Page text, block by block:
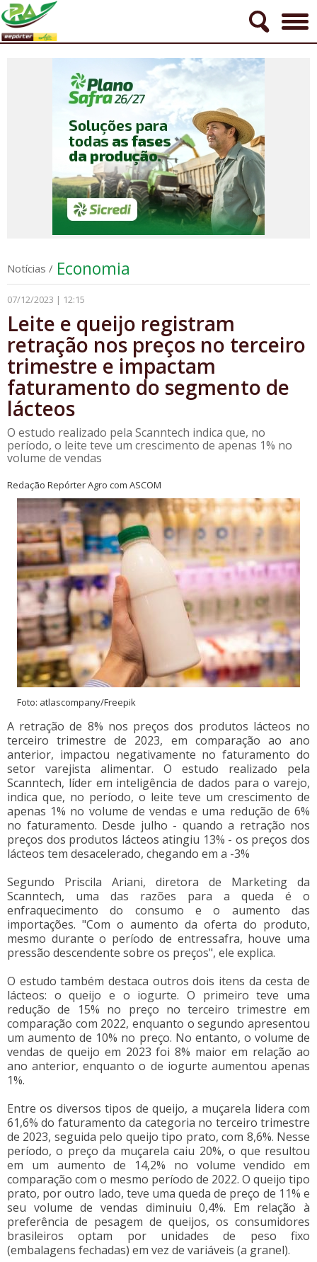
Notícias / Economia
07/12/2023 | 12:15
Leite e queijo registram
retração nos preços no terceiro
trimestre e impactam
faturamento do segmento de
lácteos
O estudo realizado pela Scanntech indica que, no
período, o leite teve um crescimento de apenas 1% no
volume de vendas
Redação Repórter Agro com ASCOM
Foto: atlascompany/Freepik
A retração de 8% nos preços dos produtos lácteos no
terceiro trimestre de 2023, em comparação ao ano
anterior, impactou negativamente no faturamento do
setor varejista alimentar. O estudo realizado pela
Scanntech, líder em inteligência de dados para o varejo,
indica que, no período, o leite teve um crescimento de
apenas 1% no volume de vendas e uma redução de 6%
no faturamento. Desde julho - quando a retração nos
preços dos produtos lácteos atingiu 13% - os preços dos
lácteos tem desacelerado, chegando em a -3%
Segundo Priscila Ariani, diretora de Marketing da
Scanntech, uma das razões para a queda é o
enfraquecimento do consumo e o aumento das
importações. "Com o aumento da oferta do produto,
mesmo durante o período de entressafra, houve uma
pressão descendente sobre os preços", ele explica.
O estudo também destaca outros dois itens da cesta de
lácteos: o queijo e o iogurte. O primeiro teve uma
redução de 15% no preço no terceiro trimestre em
comparação com 2022, enquanto o segundo apresentou
um aumento de 10% no preço. No entanto, o volume de
vendas de queijo em 2023 foi 8% maior em relação ao
ano anterior, enquanto o de iogurte aumentou apenas
1%.
Entre os diversos tipos de queijo, a muçarela lidera com
61,6% do faturamento da categoria no terceiro trimestre
de 2023, seguida pelo queijo tipo prato, com 8,6%. Nesse
período, o preço da muçarela caiu 20%, o que resultou
em um aumento de 14,2% no volume vendido em
comparação com o mesmo período de 2022. O queijo tipo
prato, por outro lado, teve uma queda de preço de 11% e
seu volume de vendas diminuiu 0,4%. Em relação à
preferência de pesagem de queijos, os consumidores
brasileiros optam por unidades de peso fixo
(embalagens fechadas) em vez de variáveis (a granel).